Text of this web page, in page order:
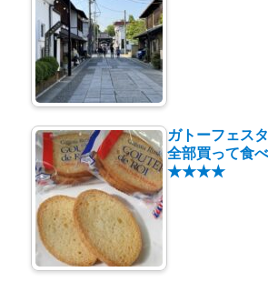
ガトーフェス
全部買って食
★★★★